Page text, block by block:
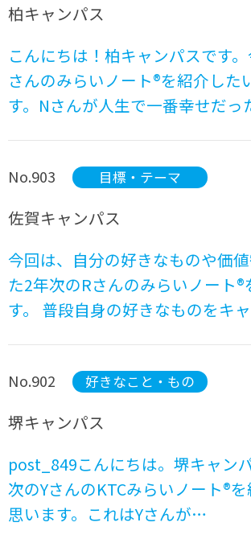
柏キャンパス
こんにちは！柏キャンパスです
さんのみらいノート®を紹介した
す。Nさんが人生で一番幸せだ
No.903 目標・テーマ
佐賀キャンパス
今回は、自分の好きなものや価
た2年次のRさんのみらいノート®
す。 普段自身の好きなものをキ
No.902 好きなこと・もの
堺キャンパス
post_849こんにちは。堺キャン
次のYさんのKTCみらいノート®
思います。これはYさんが…